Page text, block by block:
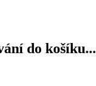
do košíku...